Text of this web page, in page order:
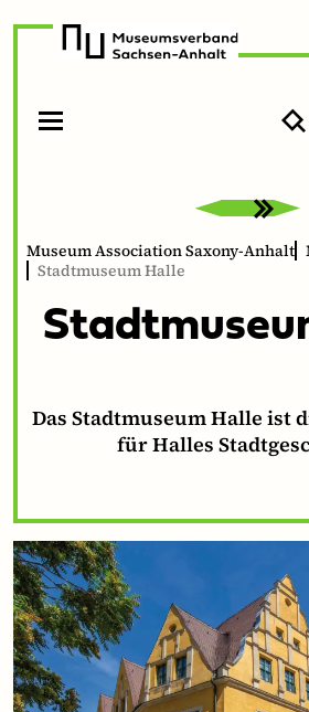
Navigation
Inhalt
Museum Association Saxony-Anhalt
Stadtmuseum Halle
Das Stadtmuseum Halle ist
für Halles